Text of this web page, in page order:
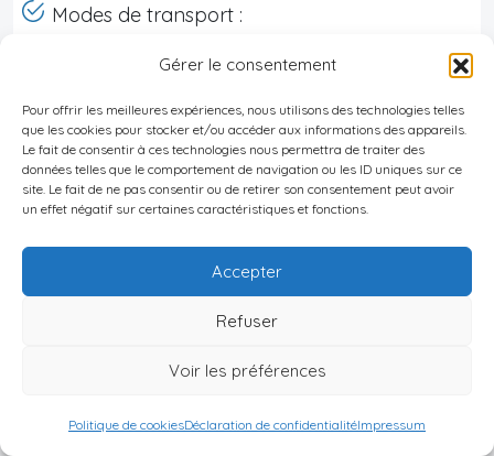
Gérer le consentement
Pour offrir les meilleures expériences, nous utilisons des technologies telles
que les cookies pour stocker et/ou accéder aux informations des appareils.
Le fait de consentir à ces technologies nous permettra de traiter des
données telles que le comportement de navigation ou les ID uniques sur ce
site. Le fait de ne pas consentir ou de retirer son consentement peut avoir
un effet négatif sur certaines caractéristiques et fonctions.
Accepter
Refuser
Voir les préférences
Politique de cookiesDéclaration de confidentialitéImpressum
Modes de transport :
Taxis disponibles toute la nuit (préférer
commander via application).
Bus urbains jusqu’à minuit environ ;
stations proches du parc Primorski pour
Horizont/Xtravaganzza ; parking possible
aux abords mais places limitées en haute
À pied depuis le centre-ville vers
Planet/Joker’s si logement centralisé.
Liste admission/politique